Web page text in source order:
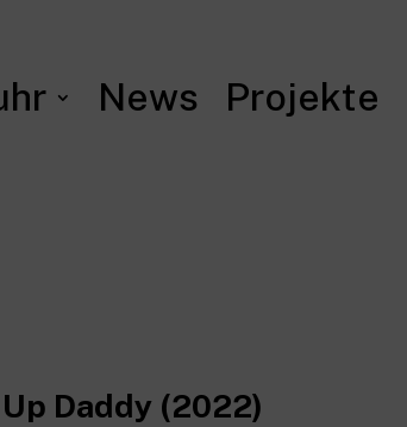
News Projekte
Daddy (2022)